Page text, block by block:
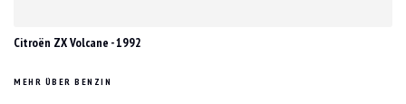
Citroën ZX Volcane - 1992
MEHR ÜBER BENZIN